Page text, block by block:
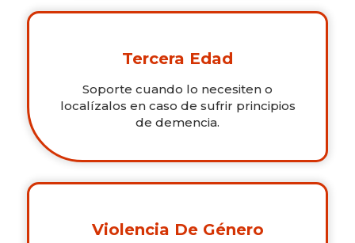
Tercera Edad
Soporte cuando lo necesiten o
localízalos en caso de sufrir principios
de demencia.
Violencia De Género